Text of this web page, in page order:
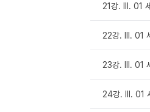
21강. Ⅲ. 01
22강. Ⅲ. 01
23강. Ⅲ. 01
24강. Ⅲ. 01